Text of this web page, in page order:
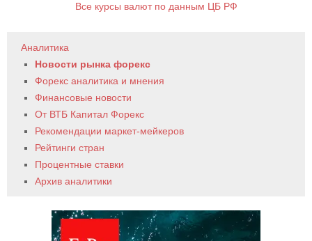
Все курсы валют по данным ЦБ РФ
Аналитика
Новости рынка форекс
Форекс аналитика и мнения
Финансовые новости
От ВТБ Капитал Форекс
Рекомендации маркет-мейкеров
Рейтинги стран
Процентные ставки
Архив аналитики